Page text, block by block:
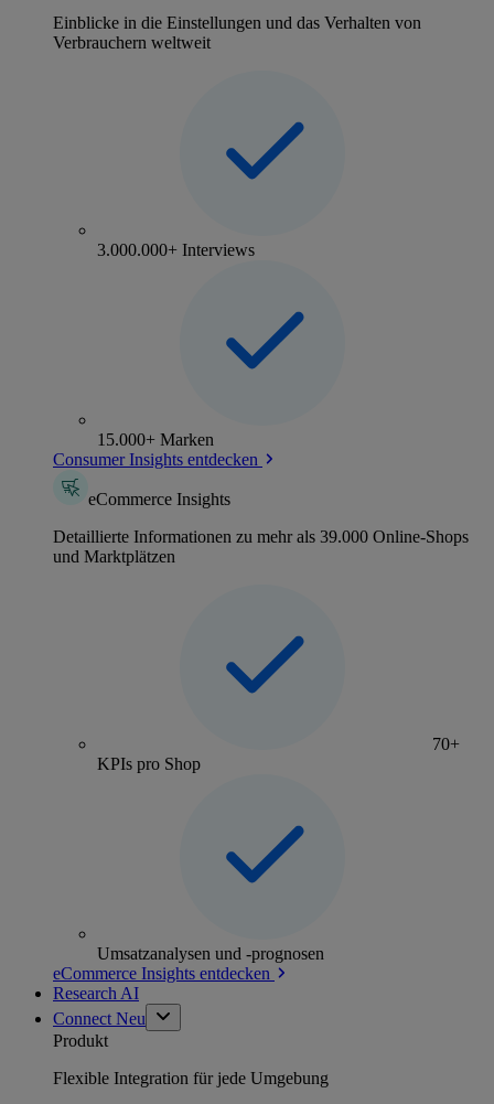
Einblicke in die Einstellungen und das Verhalten von
Verbrauchern weltweit
3.000.000+ Interviews
15.000+ Marken
Consumer Insights entdecken
eCommerce Insights
Detaillierte Informationen zu mehr als 39.000 Online-Shops
und Marktplätzen
70+
KPIs pro Shop
Umsatzanalysen und -prognosen
eCommerce Insights entdecken
Research AI
Connect Neu
Produkt
Flexible Integration für jede Umgebung